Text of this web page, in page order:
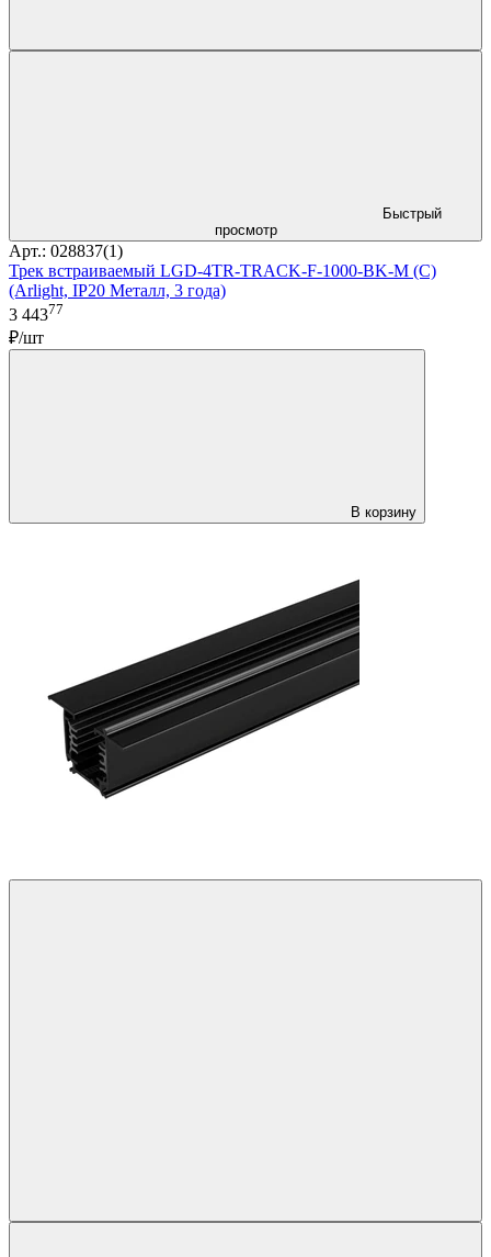
Быстрый
просмотр
Арт.: 028837(1)
Трек встраиваемый LGD-4TR-TRACK-F-1000-BK-M (C)
(Arlight, IP20 Металл, 3 года)
3 44377
₽/шт
В корзину